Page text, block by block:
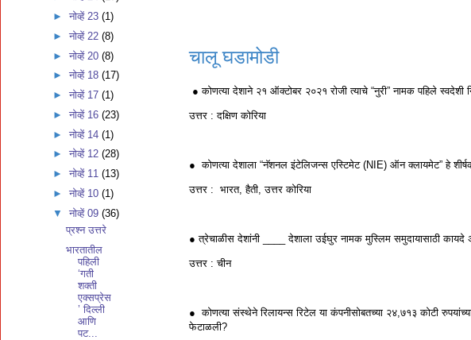
चालू घडामोडी
● कोणत्या देशाने २१ ऑक्टोबर २०२१ रोजी त्याचे “नुरी” नामक पहिले स्वदेशी
उत्तर : दक्षिण कोरिया
● कोणत्या देशाला “नॅशनल इंटेलिजन्स एस्टिमेट (NIE) ऑन क्लायमेट” हे
उत्तर : भारत, हैती, उत्तर कोरिया
● त्रेचाळीस देशांनी ____ देशाला उईघुर नामक मुस्लिम समुदायासाठी
उत्तर : चीन
● कोणत्या संस्थेने रिलायन्स रिटेल या कंपनीसोबतच्या २४,७१३ कोटी
फेटाळली?
►नोव्हें 23(1)
►नोव्हें 22(8)
►नोव्हें 20(8)
►नोव्हें 18(17)
►नोव्हें 17(1)
►नोव्हें 16(23)
►नोव्हें 14(1)
►नोव्हें 12(28)
►नोव्हें 11(13)
►नोव्हें 10(1)
▼नोव्हें 09(36)
प्रश्न उत्तरे
भारतातील
पहिली
‘गती
शक्ती
एक्सप्रेस
’ दिल्ली
आणि
पट...